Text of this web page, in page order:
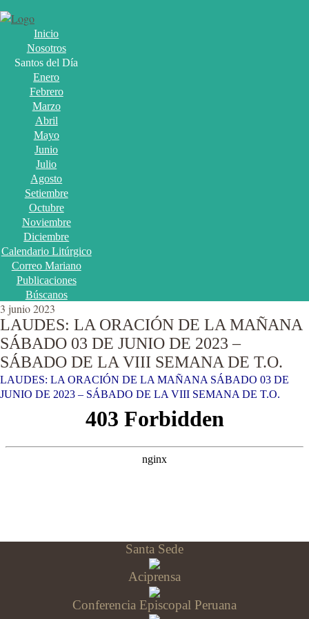
Inicio
Nosotros
Santos del Día
Enero
Febrero
Marzo
Abril
Mayo
Junio
Julio
Agosto
Setiembre
Octubre
Noviembre
Diciembre
Calendario Litúrgico
Correo Mariano
Publicaciones
Búscanos
3 junio 2023
LAUDES: LA ORACIÓN DE LA MAÑANA
SÁBADO 03 DE JUNIO DE 2023 –
SÁBADO DE LA VIII SEMANA DE T.O.
LAUDES: LA ORACIÓN DE LA MAÑANA SÁBADO 03 DE
JUNIO DE 2023 – SÁBADO DE LA VIII SEMANA DE T.O.
Santa Sede
Aciprensa
Conferencia Episcopal Peruana